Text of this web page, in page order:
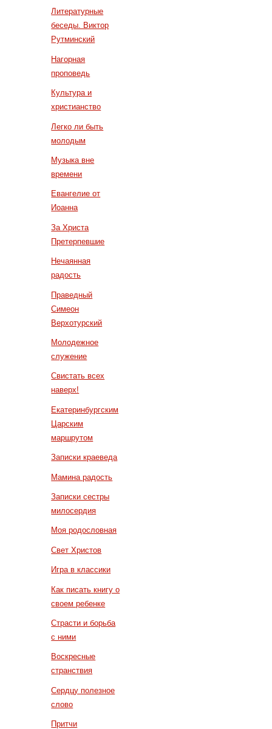
Литературные
беседы. Виктор
Рутминский
Нагорная
проповедь
Культура и
христианство
Легко ли быть
молодым
Музыка вне
времени
Евангелие от
Иоанна
За Христа
Претерпевшие
Нечаянная
радость
Праведный
Симеон
Верхотурский
Молодежное
служение
Свистать всех
наверх!
Екатеринбургским
Царским
маршрутом
Записки краеведа
Мамина радость
Записки сестры
милосердия
Моя родословная
Свет Христов
Игра в классики
Как писать книгу о
своем ребенке
Страсти и борьба
с ними
Воскресные
странствия
Сердцу полезное
слово
Притчи